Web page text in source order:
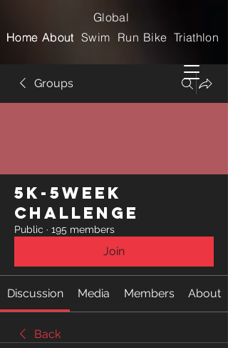
Home
Global
Home
Swim Run Bike Triathlon
About
About
Groups
5k-5week
Challenge
Public · 195 members
Join
Discussion Media Members About
Back